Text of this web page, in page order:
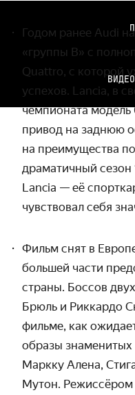
Годом ранее Audi
«группы В» с
Quattro, с которой
успехов. Lancia, в
чемпионата модель
привод на заднюю
на преимущества
драматичный сезон
Lancia — её
чувствовал себя
Фильм снят в
большей части
страны. Боссов
Брюль и Риккардо
фильме, как
образы
Маркку Алена,
Мутон. Режиссёром